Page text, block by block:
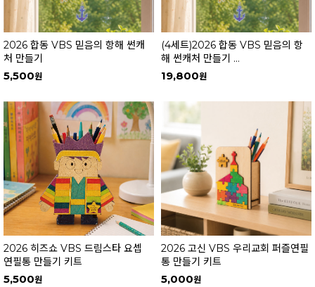
2026 합동 VBS 믿음의 항해 썬캐
처 만들기
5,500
(4세트)2026 합동 VBS 믿음의 항
해 썬캐처 만들기 ...
19,800
2026 히즈쇼 VBS 드림스타 요셉
연필통 만들기 키트
5,500
2026 고신 VBS 우리교회 퍼즐연필
통 만들기 키트
5,000
오늘 하루 이 창을 열지 않음
오늘 하루 이 창을 열지 않음 닫기